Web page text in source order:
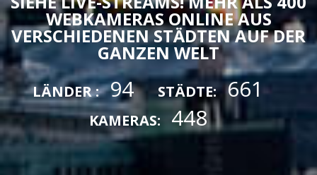
WEBKAMERAS ONLINE AUS
VERSCHIEDENEN STÄDTEN AUF DER
GANZEN WELT
LÄNDER : 94 STÄDTE: 661
KAMERAS: 448